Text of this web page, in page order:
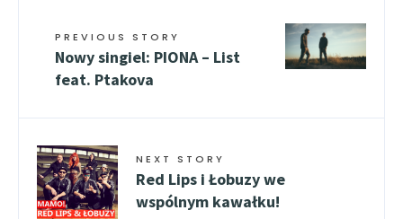
PREVIOUS STORY
Nowy singiel: PIONA – List
feat. Ptakova
NEXT STORY
Red Lips i Łobuzy we
wspólnym kawałku!